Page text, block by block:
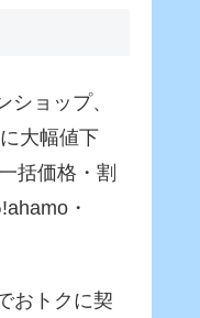
ショップ、
大幅値下
括価格・割
・
おトクに契